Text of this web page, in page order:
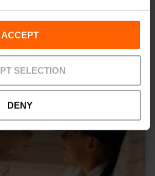
ACCEPT
SELECTION
DENY